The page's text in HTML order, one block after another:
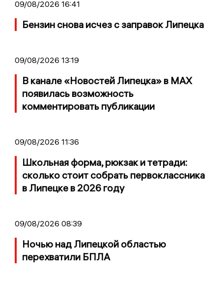
09/08/2026 16:41
Бензин снова исчез с заправок Липецка
09/08/2026 13:19
В канале «Новостей Липецка» в MAX
появилась возможность
комментировать публикации
09/08/2026 11:36
Школьная форма, рюкзак и тетради:
сколько стоит собрать первоклассника
в Липецке в 2026 году
09/08/2026 08:39
Ночью над Липецкой областью
перехватили БПЛА